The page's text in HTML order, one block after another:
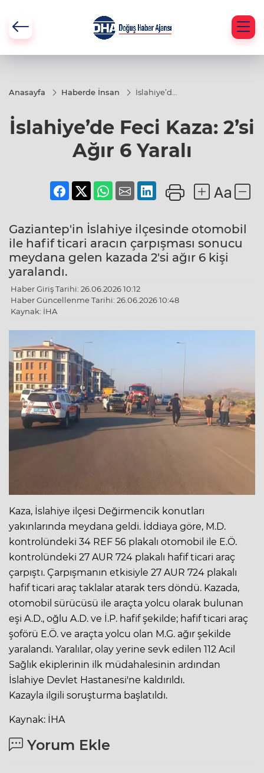
Anasayfa Haberde İnsan
İslahiye’de
Yaralı
İslahiye’de Feci Kaza: 2’si
Ağır 6 Yaralı
Gaziantep'in İslahiye ilçesinde otomobil
ile hafif ticari aracın çarpışması sonucu
meydana gelen kazada 2'si ağır 6 kişi
yaralandı.
Haber Giriş Tarihi: 26.06.2026 10:12
Haber Güncellenme Tarihi: 26.06.2026 10:48
Kaynak: İHA
Kaza, İslahiye ilçesi Değirmencik konutları
yakınlarında meydana geldi. İddiaya göre, M.D.
kontrolündeki 34 REF 56 plakalı otomobil ile E.Ö.
kontrolündeki 27 AUR 724 plakalı hafif ticari araç
çarpıştı. Çarpışmanın etkisiyle 27 AUR 724 plakalı
hafif ticari araç taklalar atarak ters döndü. Kazada,
otomobil sürücüsü ile araçta yolcu olarak bulunan
eşi A.D., oğlu A.D. ve İ.P. hafif şekilde; hafif ticari araç
şoförü E.Ö. ve araçta yolcu olan M.G. ağır şekilde
yaralandı. Yaralılar, olay yerine sevk edilen 112 Acil
Sağlık ekiplerinin ilk müdahalesinin ardından
İslahiye Devlet Hastanesi'ne kaldırıldı.
Kazayla ilgili soruşturma başlatıldı.
Kaynak: İHA
Yorum Ekle